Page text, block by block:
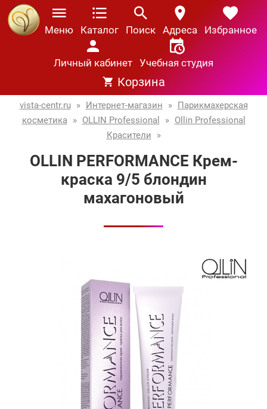
Меню Каталог Поиск Адреса Избранное
Личный кабинет Учебная студия
Корзина
vista-centr.ru » Интернет-магазин » Парикмахерская
косметика » OLLIN Professional » Ollin Professional
Красители
»
OLLIN PERFORMANCE Крем-
краска 9/5 блондин
махагоновый